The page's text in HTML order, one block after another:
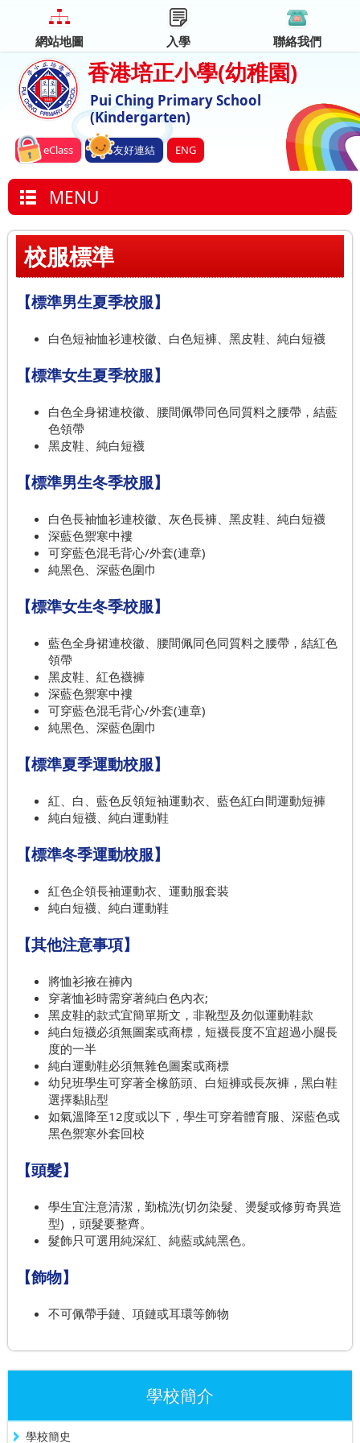
香港培正小學(幼稚園)
Pui Ching Primary School
(Kindergarten)
eClass 友好連結 ENG
網站地圖 入學 聯絡我們
MENU
校服標準
【標準男生夏季校服】
白色短袖恤衫連校徽、白色短褲、黑皮鞋、純白短襪
【標準女生夏季校服】
白色全身裙連校徽、腰間佩帶同色同質料之腰帶，結藍
色領帶
黑皮鞋、純白短襪
【標準男生冬季校服】
白色長袖恤衫連校徽、灰色長褲、黑皮鞋、純白短襪
深藍色禦寒中褸
可穿藍色混毛背心/外套(連章)
純黑色、深藍色圍巾
【標準女生冬季校服】
藍色全身裙連校徽、腰間佩同色同質料之腰帶，結紅色
領帶
黑皮鞋、紅色襪褲
深藍色禦寒中褸
可穿藍色混毛背心/外套(連章)
純黑色、深藍色圍巾
【標準夏季運動校服】
紅、白、藍色反領短袖運動衣、藍色紅白間運動短褲
純白短襪、純白運動鞋
【標準冬季運動校服】
紅色企領長袖運動衣、運動服套裝
純白短襪、純白運動鞋
【其他注意事項】
將恤衫掖在褲內
穿著恤衫時需穿著純白色內衣;
黑皮鞋的款式宜簡單斯文，非靴型及勿似運動鞋款
純白短襪必須無圖案或商標，短襪長度不宜超過小腿長
度的一半
純白運動鞋必須無雜色圖案或商標
幼兒班學生可穿著全橡筋頭、白短褲或長灰褲，黑白鞋
選擇黏貼型
如氣溫降至12度或以下，學生可穿着體育服、深藍色或
黑色禦寒外套回校
【頭髮】
學生宜注意清潔，勤梳洗(切勿染髮、燙髮或修剪奇異造
型) ，頭髮要整齊。
髮飾只可選用純深紅、純藍或純黑色。
【飾物】
不可佩帶手鏈、項鏈或耳環等飾物
學校簡介
學校簡史